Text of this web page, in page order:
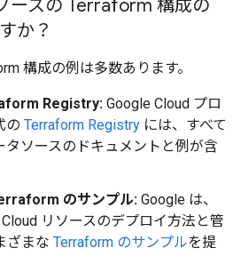
ースの Terraform 構成の
か？
構成の例は多数あります。
Registry: Google Cloud プロ
の Terraform Registry には、すべて
タソースのドキュメントと例が含
のサンプル: Google は、
リソースのデプロイ方法と管
ざまな Terraform のサンプルを提